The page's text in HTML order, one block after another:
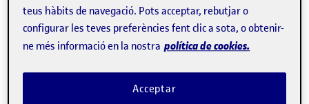
als casos greus.
"Tenim una taxa de sobreenvelliment molt important i
unes distàncies molt llargues per arribar a un centre
hospitalari. Això provoca que a vegades hàgim de
teus hàbits de navegació. Pots acceptar, rebutjar o
configurar les teves preferències fent clic a sota, o obtenir-
ne més informació en la nostra política de cookies.
Acceptar